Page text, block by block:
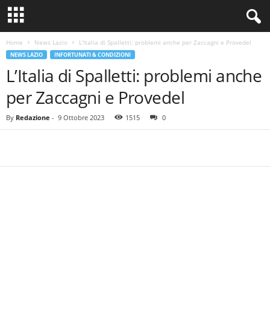
Home News Lazio L’Italia di Spalletti: problemi anche per Zaccagni e Provedel
NEWS LAZIO INFORTUNATI & CONDIZIONI
L’Italia di Spalletti: problemi anche
per Zaccagni e Provedel
By Redazione - 9 Ottobre 2023 1515 0